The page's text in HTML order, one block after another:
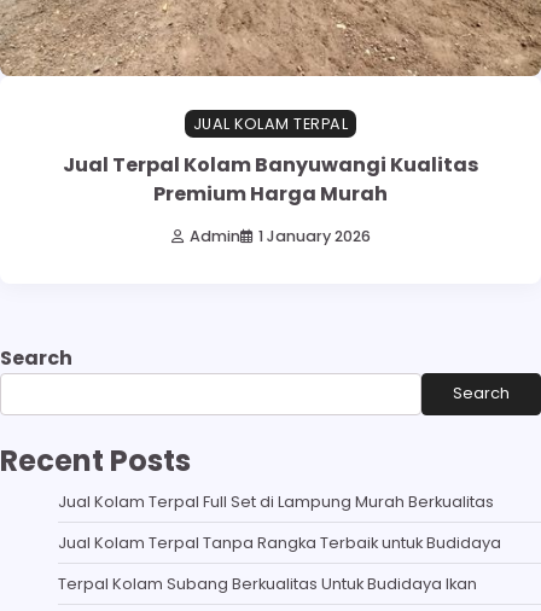
JUAL KOLAM TERPAL
Jual Terpal Kolam Banyuwangi Kualitas
Premium Harga Murah
Admin 1 January 2026
Search
Search
Recent Posts
Jual Kolam Terpal Full Set di Lampung Murah Berkualitas
Jual Kolam Terpal Tanpa Rangka Terbaik untuk Budidaya
Terpal Kolam Subang Berkualitas Untuk Budidaya Ikan